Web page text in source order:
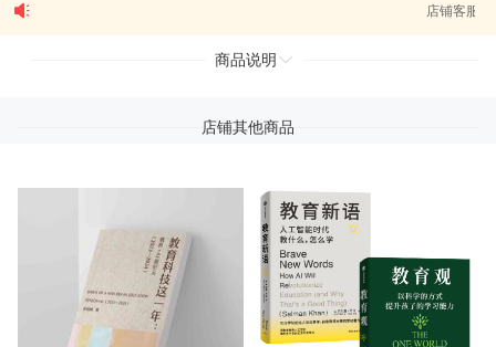
店铺客服时间：工作日
商品说明
店铺其他商品